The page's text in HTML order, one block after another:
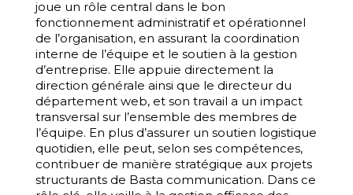
joue un rôle central dans le bon
fonctionnement administratif et opérationnel
de l’organisation, en assurant la coordination
interne de l’équipe et le soutien à la gestion
d’entreprise. Elle appuie directement la
direction générale ainsi que le directeur du
département web, et son travail a un impact
transversal sur l’ensemble des membres de
l’équipe. En plus d’assurer un soutien logistique
quotidien, elle peut, selon ses compétences,
contribuer de manière stratégique aux projets
structurants de Basta communication. Dans ce